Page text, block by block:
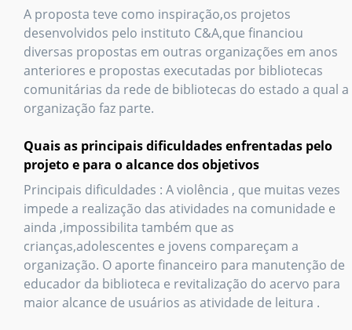
A proposta teve como inspiração,os projetos
desenvolvidos pelo instituto C&A,que financiou
diversas propostas em outras organizações em anos
anteriores e propostas executadas por bibliotecas
comunitárias da rede de bibliotecas do estado a qual a
organização faz parte.
Quais as principais dificuldades enfrentadas pelo
projeto e para o alcance dos objetivos
Principais dificuldades : A violência , que muitas vezes
impede a realização das atividades na comunidade e
ainda ,impossibilita também que as
crianças,adolescentes e jovens compareçam a
organização. O aporte financeiro para manutenção de
educador da biblioteca e revitalização do acervo para
maior alcance de usuários as atividade de leitura .